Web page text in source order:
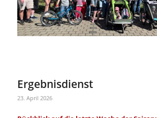
Ergebnisdienst
23. April 2026